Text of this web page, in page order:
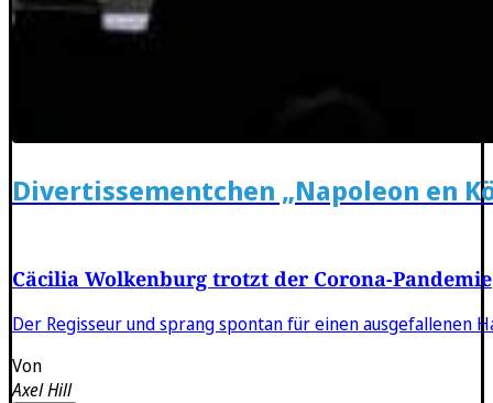
Divertissementchen „Napoleon en
Cäcilia Wolkenburg trotzt der Corona-Pandemie
Der Regisseur und sprang spontan für einen ausgefallenen
Von
Axel Hill